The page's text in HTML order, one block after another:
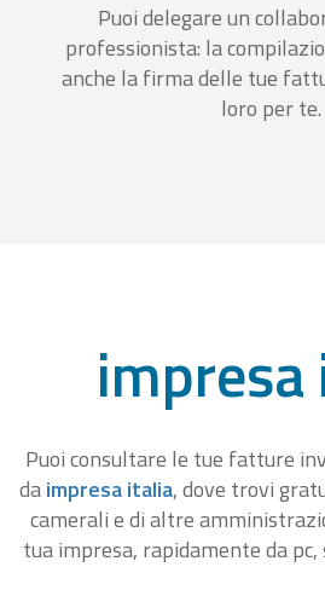
Puoi delegare un
professionista: la
anche la firma delle tue
loro per te.
Puoi consultare le tue fatture
daimpresa italia, dove trovi
camerali e di altre
tua impresa, rapidamente da